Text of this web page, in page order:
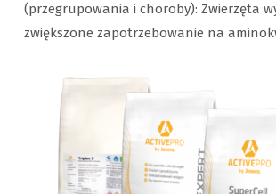
(przegrupowania i choroby): Zwierzęta
zwiększone zapotrzebowanie na